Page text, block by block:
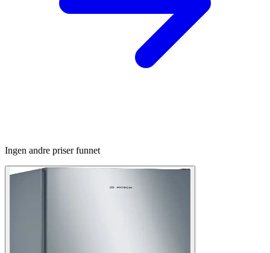
Ingen andre priser funnet